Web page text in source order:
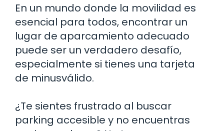
En un mundo donde la movilidad es
esencial para todos, encontrar un
lugar de aparcamiento adecuado
puede ser un verdadero desafío,
especialmente si tienes una tarjeta
de minusválido.
¿Te sientes frustrado al buscar
parking accesible y no encuentras